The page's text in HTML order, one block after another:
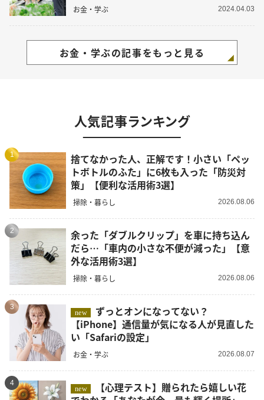
お金・学ぶ 2024.04.03
お金・学ぶの記事をもっと見る
人気記事ランキング
1
捨てなかった人、正解です！小さい「ペッ
トボトルのふた」に6枚も入った「防災対
策」【便利な活用術3選】
掃除・暮らし 2026.08.06
2
余った「ダブルクリップ」を車に持ち込ん
だら…「車内の小さな不便が減った」【意
外な活用術3選】
掃除・暮らし 2026.08.06
3
new
【iPhone】通信量が気になる人が見直した
い「Safariの設定」
お金・学ぶ 2026.08.07
4
new